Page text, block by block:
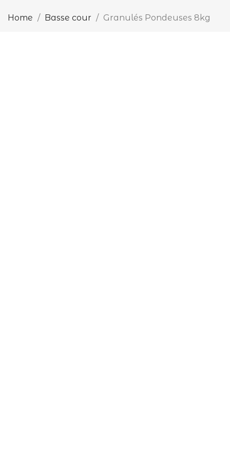
Home Basse cour Granulés Pondeuses 8kg